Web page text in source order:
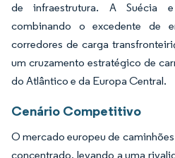
de infraestrutura. A Suécia
combinando o excedente de
corredores de carga
um cruzamento estratégico de
do Atlântico e da Europa Central.
Cenário Competitivo
O mercado europeu de
concentrado, levando a uma